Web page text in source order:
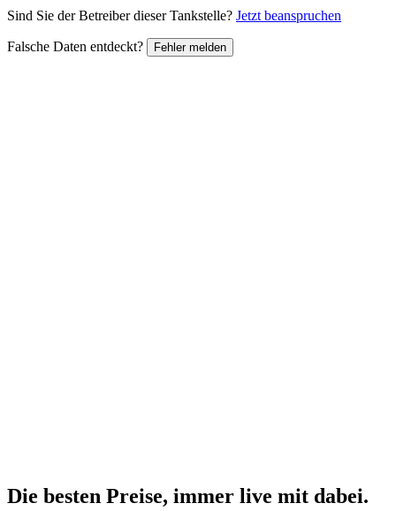
Sind Sie der Betreiber dieser Tankstelle? Jetzt beanspruchen
Falsche Daten entdeckt? Fehler melden
Die besten Preise, immer live mit dabei.